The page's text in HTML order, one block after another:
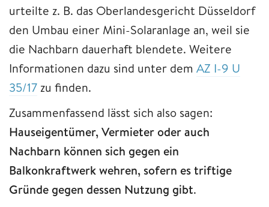
urteilte z. B. das Oberlandesgericht Düsseldorf
den Umbau einer Mini-Solaranlage an, weil sie
die Nachbarn dauerhaft blendete. Weitere
Informationen dazu sind unter dem AZ I-9 U
35/17zu finden.
Zusammenfassend lässt sich also sagen:
Hauseigentümer, Vermieter oder auch
Nachbarn können sich gegen ein
Balkonkraftwerk wehren, sofern es triftige
Gründe gegen dessen Nutzung gibt.